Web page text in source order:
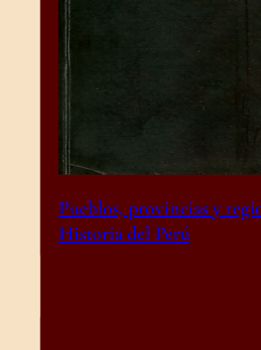
Pueblos, provincias y
Historia del Perú